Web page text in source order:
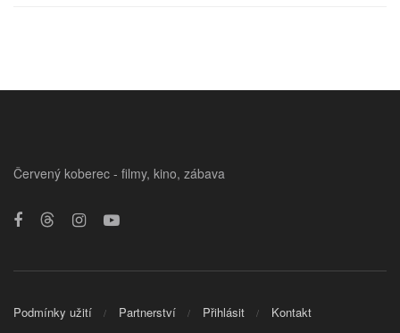
Červený koberec - filmy, kino, zábava
Podmínky užití Partnerství Přihlásit Kontakt